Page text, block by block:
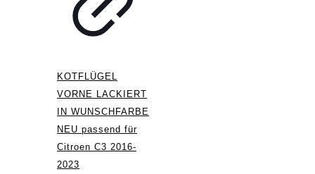
KOTFLÜGEL
VORNE LACKIERT
IN WUNSCHFARBE
NEU passend für
Citroen C3 2016-
2023